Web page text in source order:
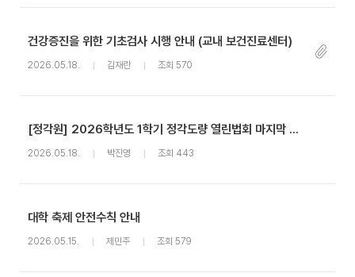
건강증진을 위한 기초검사 시행 안내 (교내 보건진료센터)
2026.05.18. 김재란 조회 570
[정각원] 2026학년도 1학기 정각도량 열린법회 마지막 회차 봉행 안내(5회차)
2026.05.18. 박진영 조회 443
대학 축제 안전수칙 안내
2026.05.15. 제민주 조회 579